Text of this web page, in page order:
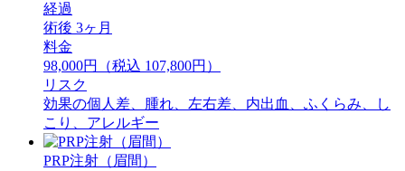
経過
術後 3ヶ月
料金
98,000円（税込 107,800円）
リスク
効果の個人差、腫れ、左右差、内出血、ふくらみ、し
こり、アレルギー
PRP注射（眉間）